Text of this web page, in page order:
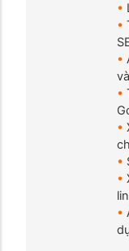
•
•
•
•
•
•
•
•